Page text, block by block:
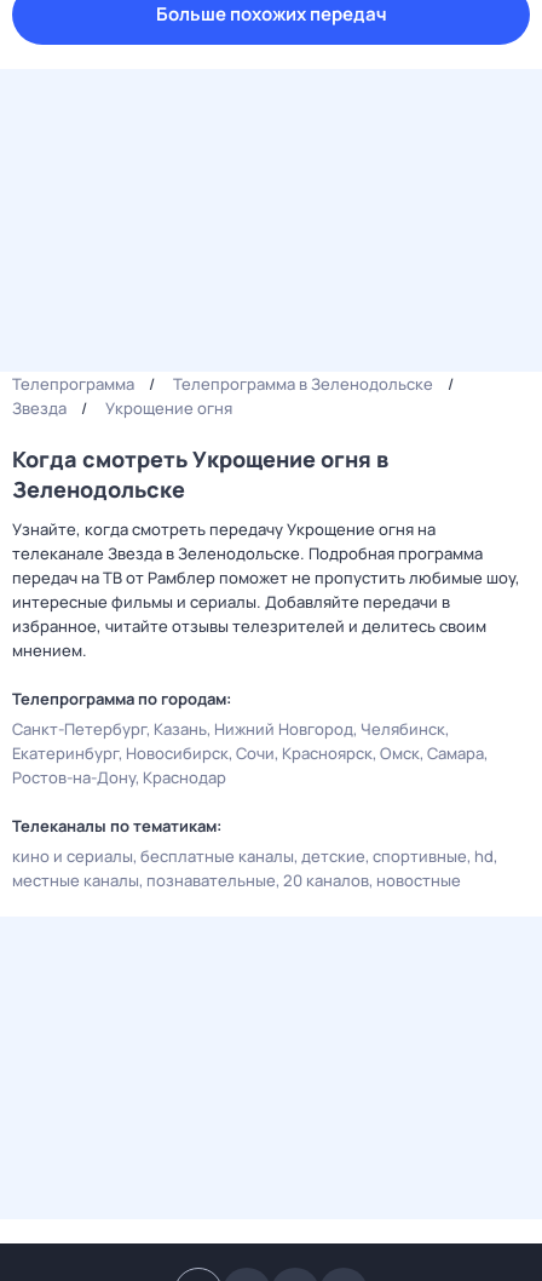
Больше похожих передач
Телепрограмма
Телепрограмма в Зеленодольске
Звезда
Укрощение огня
Когда смотреть Укрощение огня в
Зеленодольске
Узнайте, когда смотреть передачу Укрощение огня на
телеканале Звезда в Зеленодольске. Подробная программа
передач на ТВ от Рамблер поможет не пропустить любимые шоу,
интересные фильмы и сериалы. Добавляйте передачи в
избранное, читайте отзывы телезрителей и делитесь своим
мнением.
Телепрограмма по городам:
Санкт-Петербург Казань Нижний Новгород Челябинск
Екатеринбург Новосибирск Сочи Красноярск Омск Самара
Ростов-на-Дону Краснодар
Телеканалы по тематикам:
кино и сериалы бесплатные каналы детские спортивные hd
местные каналы познавательные 20 каналов новостные